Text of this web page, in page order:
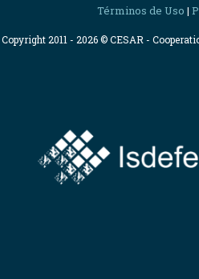
Términos de Uso |
Copyright 2011 - 2026 © CESAR -